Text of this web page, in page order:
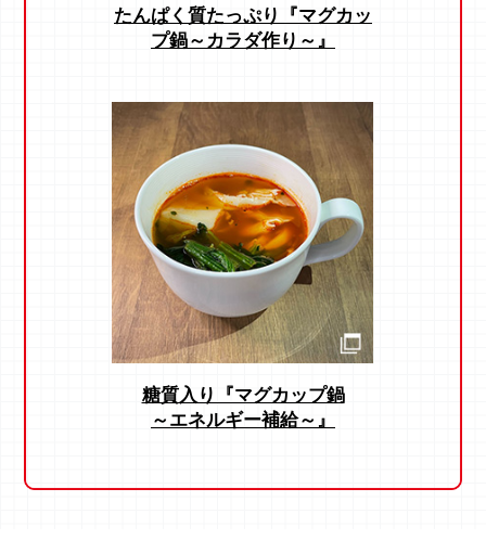
たんぱく質たっぷり『マグカッ
プ鍋～カラダ作り～』
糖質入り『マグカップ鍋
～エネルギー補給～』